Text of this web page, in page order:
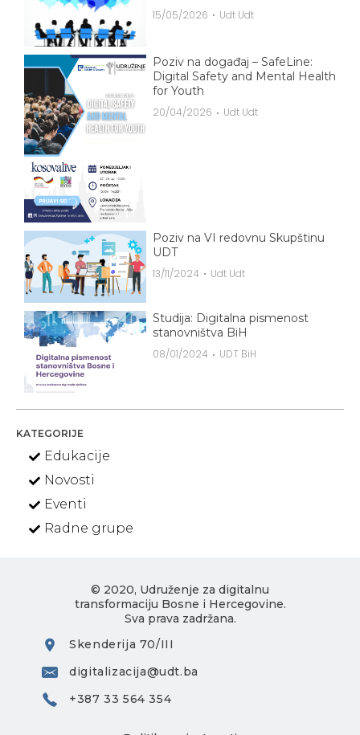
15/05/2026 Udt Udt
Poziv na događaj – SafeLine:
Digital Safety and Mental Health
for Youth
20/04/2026 Udt Udt
Poziv na VI redovnu Skupštinu
UDT
13/11/2024 Udt Udt
Studija: Digitalna pismenost
stanovništva BiH
08/01/2024 UDT BiH
KATEGORIJE
Edukacije
Novosti
Eventi
Radne grupe
© 2020, Udruženje za digitalnu
transformaciju Bosne i Hercegovine.
Sva prava zadržana.
Skenderija 70/III
digitalizacija@udt.ba
+387 33 564 354